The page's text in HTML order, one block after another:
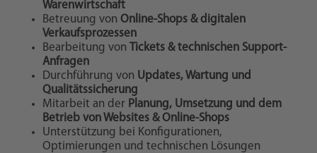
Warenwirtschaft
Betreuung von Online-Shops & digitalen
Verkaufsprozessen
Bearbeitung von
Tickets & technischen Support-
Anfragen
Durchführung von Updates, Wartung und
Qualitätssicherung
Mitarbeit an der Planung, Umsetzung und dem
Betrieb von Websites & Online-Shops
Unterstützung bei Konfigurationen,
Optimierungen und technischen Lösungen